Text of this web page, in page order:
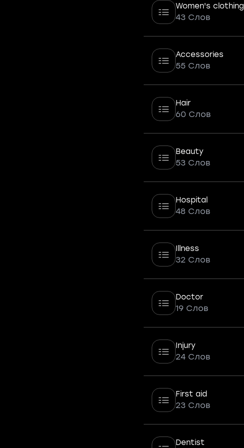
Women's clothing
43 Слов
Accessories
55 Слов
Hair
60 Слов
Beauty
53 Слов
Hospital
48 Слов
Illness
32 Слов
Doctor
19 Слов
Injury
24 Слов
First aid
23 Слов
Dentist